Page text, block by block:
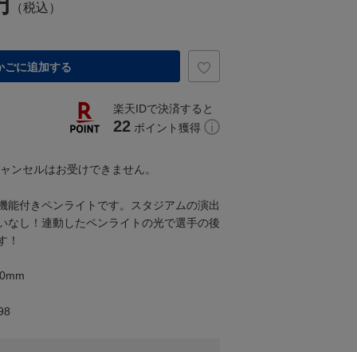
（税込）
ごに追加する
楽天IDで決済すると
22 ポイント獲得
ンセルはお受けできません。
能付きペンライトです。スタジアムの演出
なし！連動したペンライトの光で選手の後
！